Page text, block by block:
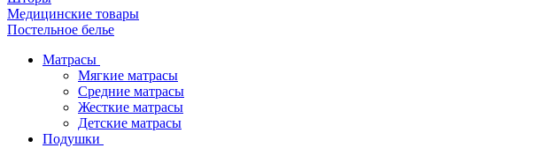
Медицинские товары
Постельное белье
Матрасы
Мягкие матрасы
Средние матрасы
Жесткие матрасы
Детские матрасы
Подушки